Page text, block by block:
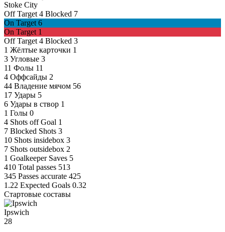
Stoke City
Off Target 4 Blocked 7
On Target 6
On Target 1
Off Target 4 Blocked 3
1 Жёлтые карточки 1
3 Угловые 3
11 Фолы 11
4 Оффсайды 2
44 Владение мячом 56
17 Удары 5
6 Удары в створ 1
1 Голы 0
4 Shots off Goal 1
7 Blocked Shots 3
10 Shots insidebox 3
7 Shots outsidebox 2
1 Goalkeeper Saves 5
410 Total passes 513
345 Passes accurate 425
1.22 Expected Goals 0.32
Стартовые составы
Ipswich
28